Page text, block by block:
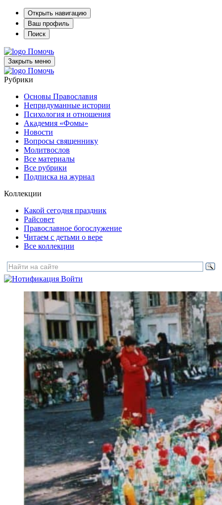
Открыть навигацию
Ваш профиль
Поиск
Помочь
Закрыть меню
Помочь
Рубрики
Основы Православия
Непридуманные истории
Психология и отношения
Академия «Фомы»
Новости
Вопросы священнику
Молитвослов
Все материалы
Все рубрики
Подписка на журнал
Коллекции
Какой сегодня праздник
Райсовет
Православное богослужение
Читаем с детьми о вере
Все коллекции
Войти